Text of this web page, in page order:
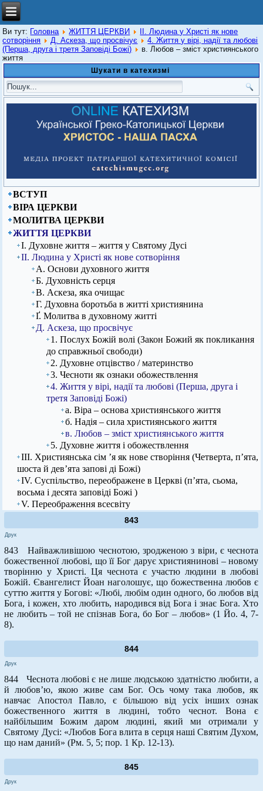
Ви тут: Головна ЖИТТЯ ЦЕРКВИ
ІІ. Людина у Христі як нове
сотворіння
Д. Аскеза, що просвічує
4. Життя у вірі, надії та любові
(Перша, друга і третя Заповіді Божі)
в. Любов – зміст християнського
життя
Шукати в катехизмі
ВСТУП
ВІРА ЦЕРКВИ
МОЛИТВА ЦЕРКВИ
ЖИТТЯ ЦЕРКВИ
І. Духовне життя – життя у Святому Дусі
ІІ. Людина у Христі як нове сотворіння
А. Основи духовного життя
Б. Духовність серця
В. Аскеза, яка очищає
Г. Духовна боротьба в житті християнина
Ґ. Молитва в духовному житті
Д. Аскеза, що просвічує
1. Послух Божій волі (Закон Божий як покликання
до справжньої свободи)
2. Духовне отцівство / материнство
3. Чесноти як ознаки обожествлення
4. Життя у вірі, надії та любові (Перша, друга і
третя Заповіді Божі)
а. Віра – основа християнського життя
б. Надія – сила християнського життя
в. Любов – зміст християнського життя
5. Духовне життя і обожествлення
ІІІ. Християнська сім ’я як нове створіння (Четверта, п’ята,
шоста й дев’ята запові ді Божі)
IV. Суспільство, переображене в Церкві (п’ята, сьома,
восьма і десята заповіді Божі )
V. Переображення всесвіту
843
Друк
843 Найважливішою чеснотою, зродженою з віри, є чеснота
божественної любові, що її Бог дарує християнинові – новому
творінню у Христі. Ця чеснота є участю людини в любові
Божій. Євангелист Йоан наголошує, що божественна любов є
суттю життя у Богові: «Любі, любім один одного, бо любов від
Бога, і кожен, хто любить, народився від Бога і знає Бога. Хто
не любить – той не спізнав Бога, бо Бог – любов» (1 Йо. 4, 7-
8).
844
Друк
844 Чеснота любові є не лише людською здатністю любити, а
й любов’ю, якою живе сам Бог. Ось чому така любов, як
навчає Апостол Павло, є більшою від усіх інших ознак
божественного життя в людині, тобто чеснот. Вона є
найбільшим Божим даром людині, який ми отримали у
Святому Дусі: «Любов Бога влита в серця наші Святим Духом,
що нам даний» (Рм. 5, 5; пор. 1 Кр. 12-13).
845
Друк